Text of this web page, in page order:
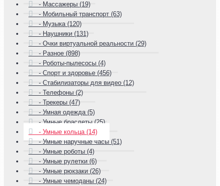
- Массажеры (19)
- Мобильный транспорт (63)
- Музыка (120)
- Наушники (131)
- Очки виртуальной реальности (29)
- Разное (898)
- Роботы-пылесосы (4)
- Спорт и здоровье (456)
- Стабилизаторы для видео (12)
- Телефоны (2)
- Трекеры (47)
- Умная одежда (5)
- Умные браслеты (25)
- Умные кольца (14)
- Умные наручные часы (51)
- Умные роботы (4)
- Умные рулетки (6)
- Умные рюкзаки (26)
- Умные чемоданы (24)